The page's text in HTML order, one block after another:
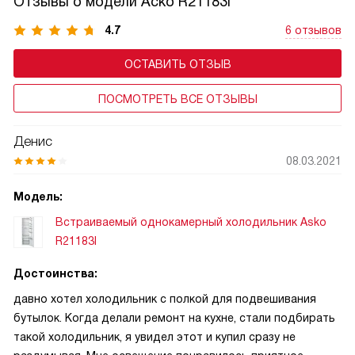
4.7 6 отзывов
ОСТАВИТЬ ОТЗЫВ
ПОСМОТРЕТЬ ВСЕ ОТЗЫВЫ
Денис
08.03.2021
Модель:
Встраиваемый однокамерный холодильник Asko
R21183I
Достоинства:
давно хотел холодильник с полкой для подвешивания
бутылок. Когда делали ремонт на кухне, стали подбирать
такой холодильник, я увидел этот и купил сразу не